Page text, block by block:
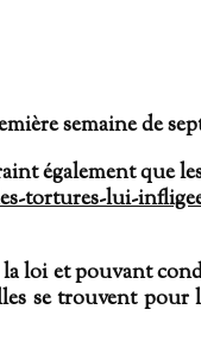
semaine de
également que
tortures-lui-
loi et pouvant
se trouvent